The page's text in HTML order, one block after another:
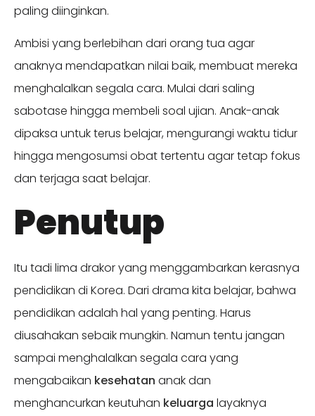
paling diinginkan.
Ambisi yang berlebihan dari orang tua agar
anaknya mendapatkan nilai baik, membuat mereka
menghalalkan segala cara. Mulai dari saling
sabotase hingga membeli soal ujian. Anak-anak
dipaksa untuk terus belajar, mengurangi waktu tidur
hingga mengosumsi obat tertentu agar tetap fokus
dan terjaga saat belajar.
Penutup
Itu tadi lima drakor yang menggambarkan kerasnya
pendidikan di Korea. Dari drama kita belajar, bahwa
pendidikan adalah hal yang penting. Harus
diusahakan sebaik mungkin. Namun tentu jangan
sampai menghalalkan segala cara yang
mengabaikan kesehatan anak dan
menghancurkan keutuhan keluarga layaknya